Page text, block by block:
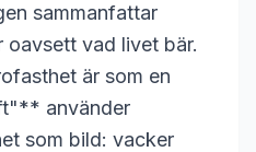
sammanfattar
vad livet bär.
är som en
använder
som bild: vacker